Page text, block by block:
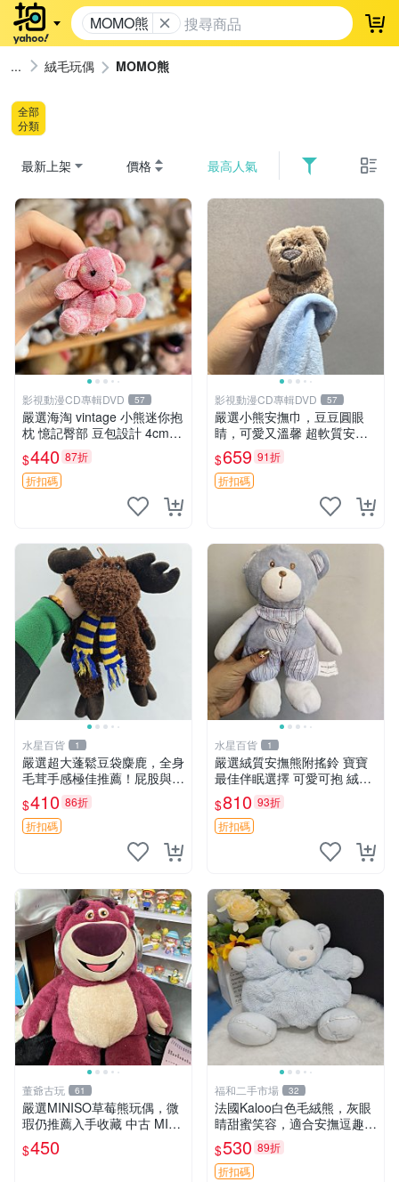
MOMO熊 登
絨毛玩偶 MOMO熊
全部
分類
最新上架 價格 最高人氣
影視動漫CD專輯DVD 57
嚴選海淘 vintage 小熊迷你抱
枕 憶記臀部 豆包設計 4cm
高 推薦收藏 迷你豆包小熊、
高臀部、豆袋抱枕
$440 87折
折扣碼
影視動漫CD專輯DVD 57
嚴選小熊安撫巾，豆豆圓眼
睛，可愛又溫馨 超軟質安撫
巾，豆豆設計，哄睡好幫手
約克豆豆眼安撫巾 數碼豆豆
眼
$659 91折
折扣碼
水星百貨 1
嚴選超大蓬鬆豆袋麋鹿，全身
毛茸手感極佳推薦！屁股與四
肢填充均勻，適合收藏與孩童
共賞。 麋鹿 豆袋 毛茸玩具
$410 86折
折扣碼
水星百貨 1
嚴選絨質安撫熊附搖鈴 寶寶
最佳伴眠選擇 可愛可抱 絨毛
玩具 安撫熊 嬰兒用
$810 93折
折扣碼
董爺古玩 61
嚴選MINISO草莓熊玩偶，微
瑕仍推薦入手收藏 中古 MINI
SO 草莓熊 玩具 收藏
$450
福和二手市場 32
法國Kaloo白色毛絨熊，灰眼
睛甜蜜笑容，適合安撫逗趣可
愛，柔軟面料手感佳。14 白
色安撫熊 毛絨玩具 寶寶逗樂
具
$530 89折
折扣碼